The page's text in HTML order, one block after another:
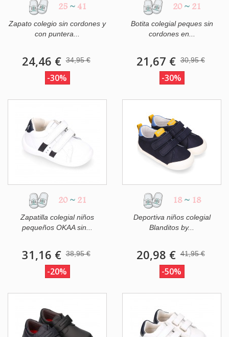
25 ~ 41
Zapato colegio sin cordones y
con puntera...
24,46 € 34,95 €
-30%
20 ~ 21
Botita colegial peques sin
cordones en...
21,67 € 30,95 €
-30%
20 ~ 21
Zapatilla colegial niños
pequeños OKAA sin...
31,16 € 38,95 €
-20%
18 ~ 18
Deportiva niños colegial
Blanditos by...
20,98 € 41,95 €
-50%